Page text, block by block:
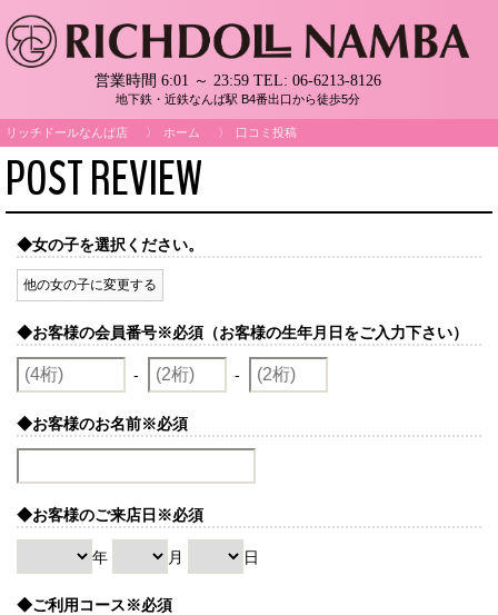
営業時間 6:01 ～ 23:59 TEL: 06-6213-8126
地下鉄・近鉄なんば駅 B4番出口から徒歩5分
リッチドールなんば店 ホーム 口コミ投稿
POST REVIEW
◆女の子を選択ください。
他の女の子に変更する
◆お客様の会員番号※必須（お客様の生年月日をご入力下さい）
- -
◆お客様のお名前※必須
◆お客様のご来店日 ※必須
年 月 日
◆ご利用コース※必須